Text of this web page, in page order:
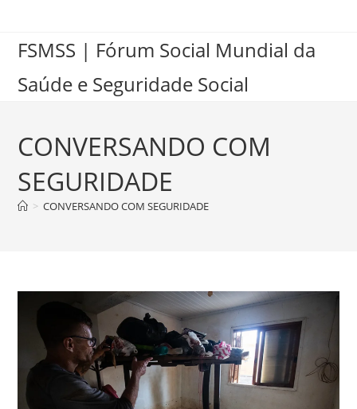
FSMSS | Fórum Social Mundial da
Saúde e Seguridade Social
CONVERSANDO COM
SEGURIDADE
> CONVERSANDO COM SEGURIDADE